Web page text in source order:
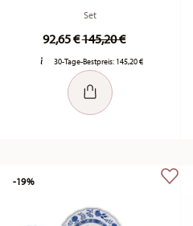
Set
92,65 €Price reduced from
145,20 €to
30-Tage-Bestpreis: 145,20 €
-19%